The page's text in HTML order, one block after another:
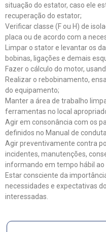
situação do estator, caso ele
recuperação do estator;
Verificar classe (F ou H) de
placa ou de acordo com a
Limpar o stator e levantar os
bobinas, ligações e demais
Fazer o cálculo do motor,
Realizar o rebobinamento,
do equipamento;
Manter a área de trabalho
ferramentas no local
Agir em consonância com os
definidos no Manual de
Agir preventivamente contra
incidentes, manutenções,
informando em tempo hábil ao
Estar consciente da
necessidades e expectativas
interessadas.